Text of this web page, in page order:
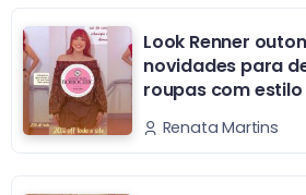
Look Renner
novidades para
roupas com estilo
Renata Martins